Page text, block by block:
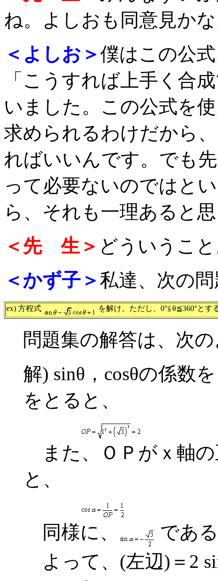
ね。よしおも同意見か
＜よしお＞僕はこの公
「こうすれば上手く合
いました。この公式を
求められるわけだから
ればいいんです。でも
って必要ないのではと
ら、それも一理あると
＜先 生＞ どういうこ
＜かず子＞私達、次の
ex) 方程式 を解け。ただし、0°≦θ≦360°とす
問題集の解答は、次
解) sinθ，cosθの係数
をとると、
また、ＯＰがｘ軸
と、
同様に、
であ
よって、(左辺)＝2